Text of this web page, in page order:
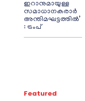
ഇറാനുമായുള്ള
സമാധാനകരാർ
അന്തിമഘട്ടത്തിൽ‌’
: ട്രംപ്
Featured